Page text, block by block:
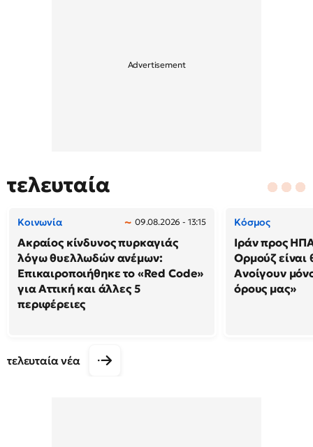
τελευταία
Κοινωνία 09.08.2026 - 13:15
Ακραίος κίνδυνος πυρκαγιάς
λόγω θυελλωδών ανέμων:
Επικαιροποιήθηκε το «Red Code»
για Αττική και άλλες 5
περιφέρειες
Κόσμος
Ιράν προς
Ορμούζ είναι
Ανοίγουν
όρους μας»
τελευταία νέα